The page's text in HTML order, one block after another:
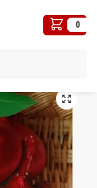
0